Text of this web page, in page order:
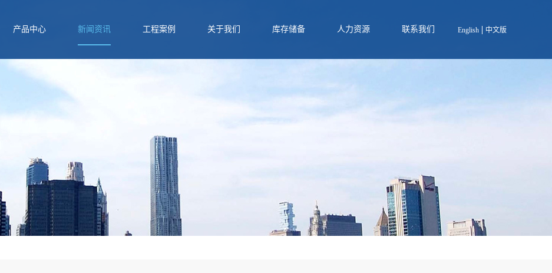
English 中文版
产品中心 新闻资讯 工程案例 关于我们 库存储备 人力资源 联系我们